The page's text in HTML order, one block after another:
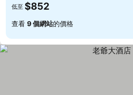
低至 $852
查看 9 個網站的價格